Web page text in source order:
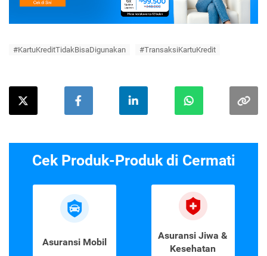
#KartuKreditTidakBisaDigunakan #TransaksiKartuKredit
Cek Produk-Produk di Cermati
Asuransi Mobil
Asuransi Jiwa &
Kesehatan